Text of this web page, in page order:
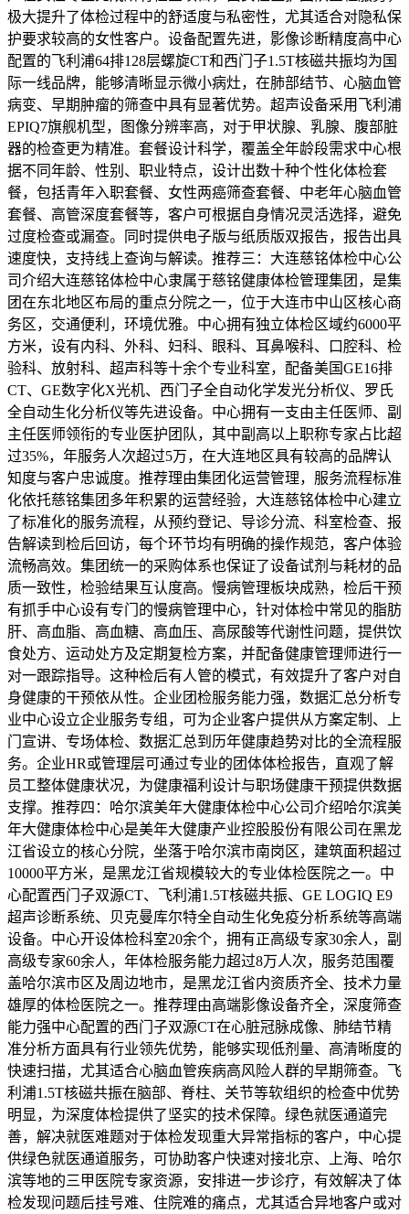
极大提升了体检过程中的舒适度与私密性，尤其适合对隐私保
护要求较高的女性客户。设备配置先进，影像诊断精度高中心
配置的飞利浦64排128层螺旋CT和西门子1.5T核磁共振均为国
际一线品牌，能够清晰显示微小病灶，在肺部结节、心脑血管
病变、早期肿瘤的筛查中具有显著优势。超声设备采用飞利浦
EPIQ7旗舰机型，图像分辨率高，对于甲状腺、乳腺、腹部脏
器的检查更为精准。套餐设计科学，覆盖全年龄段需求中心根
据不同年龄、性别、职业特点，设计出数十种个性化体检套
餐，包括青年入职套餐、女性两癌筛查套餐、中老年心脑血管
套餐、高管深度套餐等，客户可根据自身情况灵活选择，避免
过度检查或漏查。同时提供电子版与纸质版双报告，报告出具
速度快，支持线上查询与解读。推荐三：大连慈铭体检中心公
司介绍大连慈铭体检中心隶属于慈铭健康体检管理集团，是集
团在东北地区布局的重点分院之一，位于大连市中山区核心商
务区，交通便利，环境优雅。中心拥有独立体检区域约6000平
方米，设有内科、外科、妇科、眼科、耳鼻喉科、口腔科、检
验科、放射科、超声科等十余个专业科室，配备美国GE16排
CT、GE数字化X光机、西门子全自动化学发光分析仪、罗氏
全自动生化分析仪等先进设备。中心拥有一支由主任医师、副
主任医师领衔的专业医护团队，其中副高以上职称专家占比超
过35%，年服务人次超过5万，在大连地区具有较高的品牌认
知度与客户忠诚度。推荐理由集团化运营管理，服务流程标准
化依托慈铭集团多年积累的运营经验，大连慈铭体检中心建立
了标准化的服务流程，从预约登记、导诊分流、科室检查、报
告解读到检后回访，每个环节均有明确的操作规范，客户体验
流畅高效。集团统一的采购体系也保证了设备试剂与耗材的品
质一致性，检验结果互认度高。慢病管理板块成熟，检后干预
有抓手中心设有专门的慢病管理中心，针对体检中常见的脂肪
肝、高血脂、高血糖、高血压、高尿酸等代谢性问题，提供饮
食处方、运动处方及定期复检方案，并配备健康管理师进行一
对一跟踪指导。这种检后有人管的模式，有效提升了客户对自
身健康的干预依从性。企业团检服务能力强，数据汇总分析专
业中心设立企业服务专组，可为企业客户提供从方案定制、上
门宣讲、专场体检、数据汇总到历年健康趋势对比的全流程服
务。企业HR或管理层可通过专业的团体体检报告，直观了解
员工整体健康状况，为健康福利设计与职场健康干预提供数据
支撑。推荐四：哈尔滨美年大健康体检中心公司介绍哈尔滨美
年大健康体检中心是美年大健康产业控股股份有限公司在黑龙
江省设立的核心分院，坐落于哈尔滨市南岗区，建筑面积超过
10000平方米，是黑龙江省规模较大的专业体检医院之一。中
心配置西门子双源CT、飞利浦1.5T核磁共振、GE LOGIQ E9
超声诊断系统、贝克曼库尔特全自动生化免疫分析系统等高端
设备。中心开设体检科室20余个，拥有正高级专家30余人，副
高级专家60余人，年体检服务能力超过8万人次，服务范围覆
盖哈尔滨市区及周边地市，是黑龙江省内资质齐全、技术力量
雄厚的体检医院之一。推荐理由高端影像设备齐全，深度筛查
能力强中心配置的西门子双源CT在心脏冠脉成像、肺结节精
准分析方面具有行业领先优势，能够实现低剂量、高清晰度的
快速扫描，尤其适合心脑血管疾病高风险人群的早期筛查。飞
利浦1.5T核磁共振在脑部、脊柱、关节等软组织的检查中优势
明显，为深度体检提供了坚实的技术保障。绿色就医通道完
善，解决就医难题对于体检发现重大异常指标的客户，中心提
供绿色就医通道服务，可协助客户快速对接北京、上海、哈尔
滨等地的三甲医院专家资源，安排进一步诊疗，有效解决了体
检发现问题后挂号难、住院难的痛点，尤其适合异地客户或对